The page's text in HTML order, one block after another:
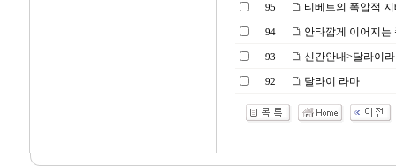
95 티베트의 폭압적
94 안타깝게 이어지는
93 신간안내>달라이
92 달라이 라마